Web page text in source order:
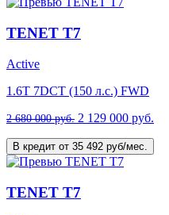
TENET T7
Active
1.6T 7DCT (150 л.с.) FWD
2 680 000 руб. 2 129 000 руб.
В кредит от 35 492 руб/мес.
TENET T7